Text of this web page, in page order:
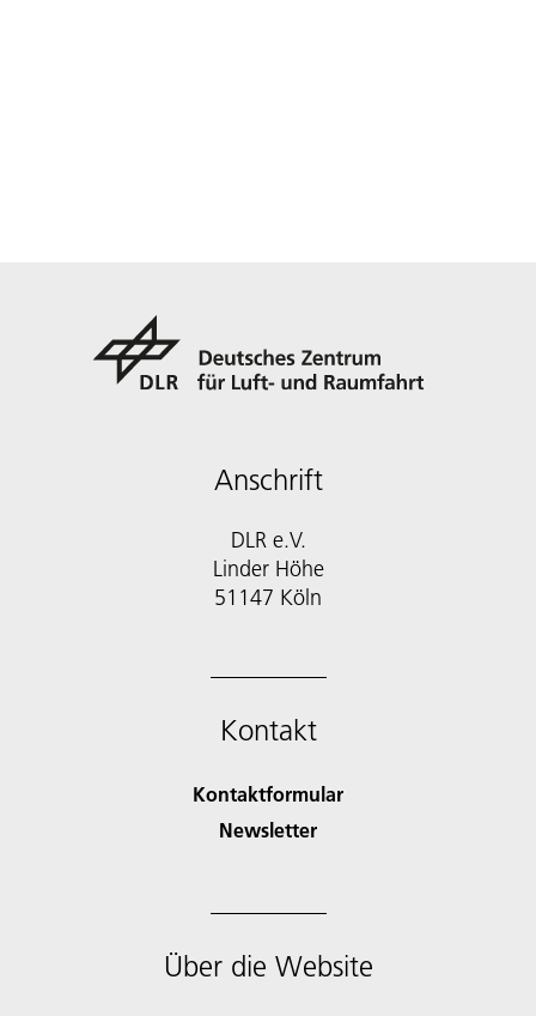
Anschrift
DLR e.V.
Linder Höhe
51147 Köln
Kontakt
Kontaktformular
Newsletter
Über die Website